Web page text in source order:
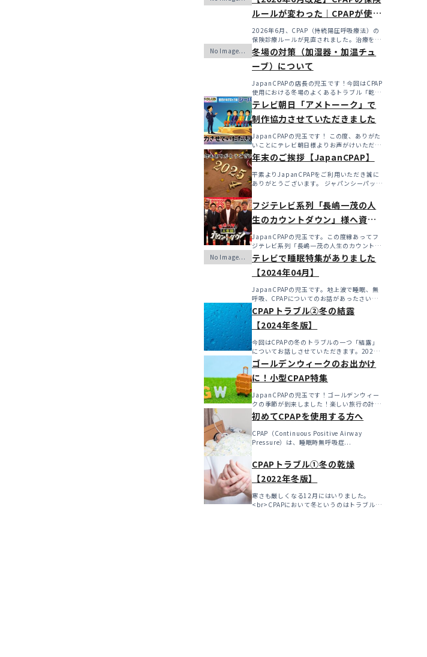
ルールが変わった｜CPAPが使え
なくなるかも？変更のメリッ
ト・デメリットと「購入」とい
う選択肢
2026年6月、CPAP（持続陽圧呼吸療法）の
保険診療ルールが見直されました。治療を始
めるハードルは...
冬場の対策（加湿器・加温チュ
ーブ）について
JapanCPAPの店長の児玉です！今回はCPAP
使用における冬場のよくあるトラブル「乾
燥・寒さ・結...
テレビ朝日「アメトーーク」で
制作協力させていただきました
JapanCPAPの児玉です！ この度、ありがた
いことにテレビ朝日様よりお声がけいただき
アメト...
年末のご挨拶【JapanCPAP】
平素よりJapanCPAPをご利用いただき誠に
ありがとうございます。 ジャパンシーパップ
フジテレビ系列「長嶋一茂の人
生のカウントダウン」様へ資料
を提供させていただきました！
JapanCPAPの児玉です。この度縁あってフ
ジテレビ系列「長嶋一茂の人生のカウントダ
ウン」様へ資料...
テレビで睡眠特集がありました
【2024年04月】
JapanCPAPの児玉です。地上波で睡眠、無
呼吸、CPAPについてのお話があったさいに
こちらで更新...
CPAPトラブル②冬の結露
【2024年冬版】
今回はCPAPの冬のトラブルの一つ「結露」
についてお話しさせていただきます。2024
年も始まったばか...
ゴールデンウィークのお出かけ
に！小型CPAP特集
JapanCPAPの児玉です！ゴールデンウィー
クの季節が到来しました！楽しい旅行の計画
を立てたり、特...
初めてCPAPを使用する方へ
CPAP（Continuous Positive Airway
Pressure）は、睡眠時無呼吸症...
CPAPトラブル①冬の乾燥
【2022年冬版】
寒さも厳しくなる12月にはいりました。
<br>CPAPにおいて冬というのはトラブルの